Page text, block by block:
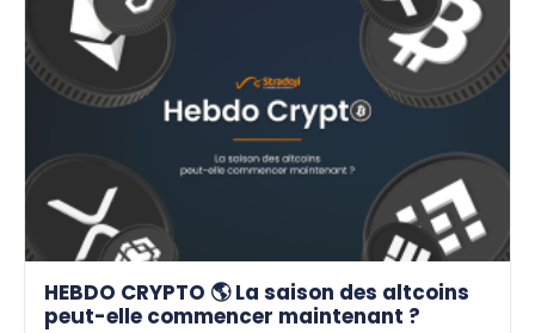
HEBDO CRYPTO 🌎 La saison des altcoins
peut-elle commencer maintenant ?